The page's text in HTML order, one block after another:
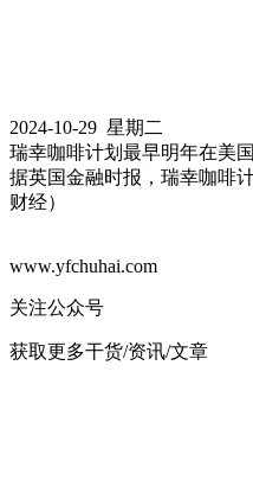
2024-10-29 星期二
瑞幸咖啡计划最早明年在美
据英国金融时报，瑞幸咖啡
财经）
www.yfchuhai.com
关注公众号
获取更多干货/资讯/文章